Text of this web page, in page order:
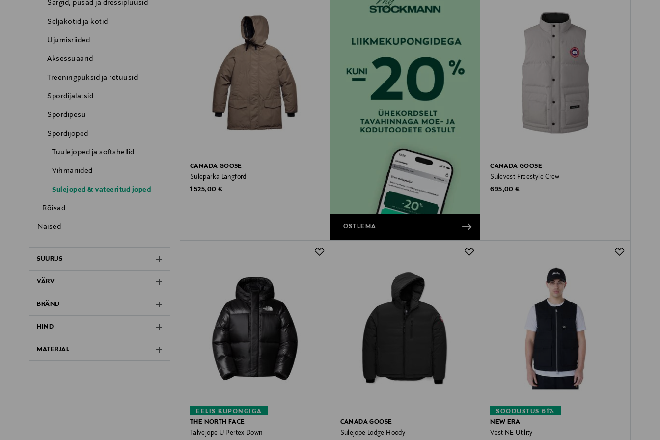
Särgid, pusad ja dressipluusid
Seljakotid ja kotid
Ujumisriided
Aksessuaarid
Treeningpüksid ja retuusid
Spordijalatsid
Spordipesu
Spordijoped
Tuulejoped ja softshellid
Vihmariided
Sulejoped & vateeritud joped
Rõivad
Naised
SUURUS
VÄRV
BRÄND
HIND
MATERJAL
CANADA GOOSE
Suleparka Langford
Original Price
1 525,00 €
OSTLEMA
CANADA GOOSE
Sulevest Freestyle Crew
Original Price
695,00 €
EELIS KUPONGIGA
THE NORTH FACE
Talvejope U Pertex Down
CANADA GOOSE
Sulejope Lodge Hoody
SOODUSTUS 61%
NEW ERA
Vest NE Utility